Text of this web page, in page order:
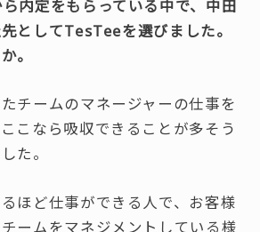
内定をもらっている中で、中田
としてTesTeeを選びました。
。
チームのマネージャーの仕事を
こなら吸収できることが多そう
た。
ほど仕事ができる人で、お客様
ームをマネジメントしている様